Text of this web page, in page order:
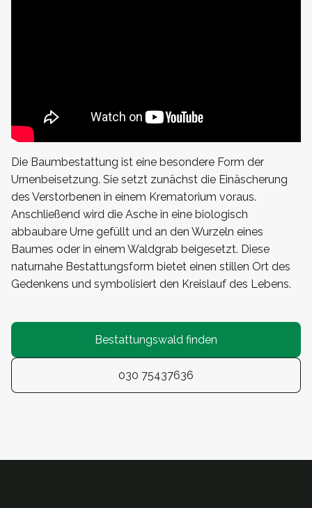
Die Baumbestattung ist eine besondere Form der
Urnenbeisetzung. Sie setzt zunächst die Einäscherung
des Verstorbenen in einem Krematorium voraus.
Anschließend wird die Asche in eine biologisch
abbaubare Urne gefüllt und an den Wurzeln eines
Baumes oder in einem Waldgrab beigesetzt. Diese
naturnahe Bestattungsform bietet einen stillen Ort des
Gedenkens und symbolisiert den Kreislauf des Lebens.
Bestattungswald finden
030 75437636